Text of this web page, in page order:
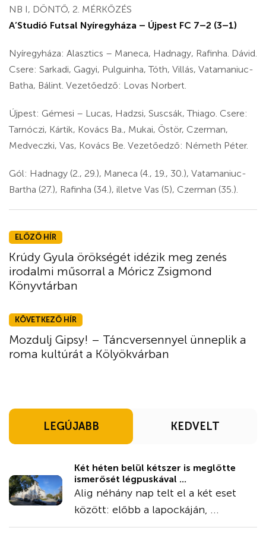
NB I, DÖNTŐ, 2. MÉRKŐZÉS
A’Studió Futsal Nyíregyháza – Újpest FC 7–2 (3–1)
Nyíregyháza: Alasztics – Maneca, Hadnagy, Rafinha. Dávid.
Csere: Sarkadi, Gagyi, Pulguinha, Tóth, Villás, Vatamaniuc-
Batha, Bálint. Vezetőedző: Lovas Norbert.
Újpest: Gémesi – Lucas, Hadzsi, Suscsák, Thiago. Csere:
Tarnóczi, Kártik, Kovács Ba., Mukai, Östör, Czerman,
Medveczki, Vas, Kovács Be. Vezetőedző: Németh Péter.
Gól: Hadnagy (2., 29.), Maneca (4., 19., 30.), Vatamaniuc-
Bartha (27.), Rafinha (34.), illetve Vas (5), Czerman (35.).
ELŐZŐ HÍR
Krúdy Gyula örökségét idézik meg zenés
irodalmi műsorral a Móricz Zsigmond
Könyvtárban
KÖVETKEZŐ HÍR
Mozdulj Gipsy! – Táncversennyel ünneplik a
roma kultúrát a Kölyökvárban
LEGÚJABB KEDVELT
Két héten belül kétszer is meglőtte
ismerősét légpuskával ...
Alig néhány nap telt el a két eset
között: előbb a lapockáján, ...